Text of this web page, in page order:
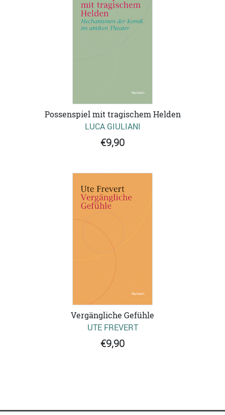
Possenspiel mit tragischem Helden
LUCA GIULIANI
€9,90
Vergängliche Gefühle
UTE FREVERT
€9,90